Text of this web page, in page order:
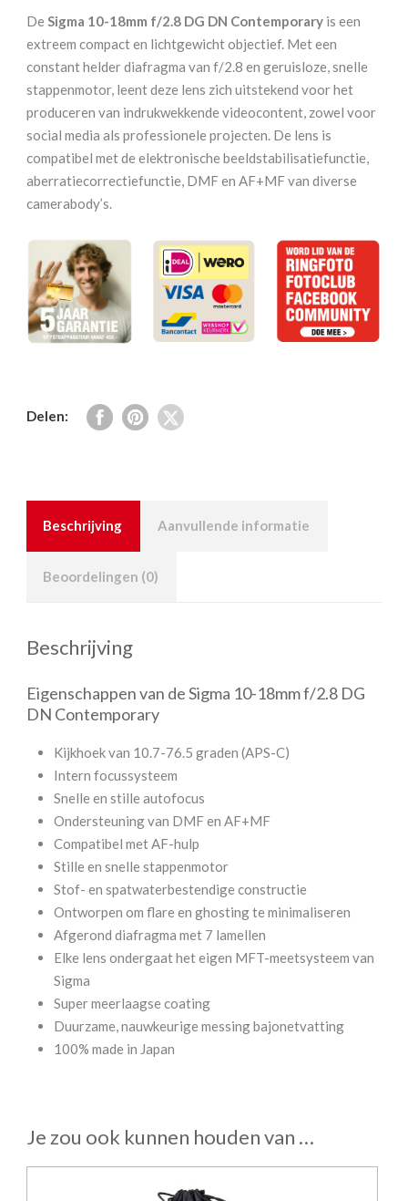
mm
f2.8
DN
Contemporary
Fujifilm
aantal
De Sigma 10-18mm f/2.8 DG DN Contemporary is een
extreem compact en lichtgewicht objectief. Met een
constant helder diafragma van f/2.8 en geruisloze, snelle
stappenmotor, leent deze lens zich uitstekend voor het
produceren van indrukwekkende videocontent, zowel voor
social media als professionele projecten. De lens is
compatibel met de elektronische beeldstabilisatiefunctie,
aberratiecorrectiefunctie, DMF en AF+MF van diverse
camerabody’s.
Delen:
Beschrijving Aanvullende informatie
Beoordelingen (0)
Beschrijving
Eigenschappen van de Sigma 10-18mm f/2.8 DG
DN Contemporary
Kijkhoek van 10.7-76.5 graden (APS-C)
Intern focussysteem
Snelle en stille autofocus
Ondersteuning van DMF en AF+MF
Compatibel met AF-hulp
Stille en snelle stappenmotor
Stof- en spatwaterbestendige constructie
Ontworpen om flare en ghosting te minimaliseren
Afgerond diafragma met 7 lamellen
Elke lens ondergaat het eigen MFT-meetsysteem van
Sigma
Super meerlaagse coating
Duurzame, nauwkeurige messing bajonetvatting
100% made in Japan
Je zou ook kunnen houden van …